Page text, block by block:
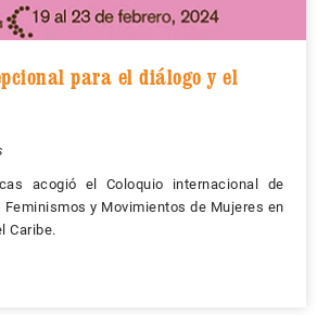
para el diálogo y el
acogió el Coloquio internacional de
Feminismos y Movimientos de Mujeres en
Caribe.